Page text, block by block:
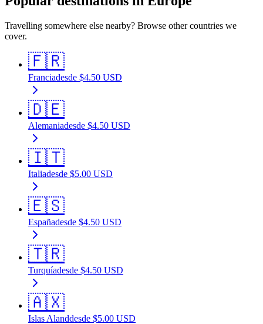
Travelling somewhere else nearby? Browse other countries we
cover.
🇫🇷
Franciadesde $4.50 USD
🇩🇪
Alemaniadesde $4.50 USD
🇮🇹
Italiadesde $5.00 USD
🇪🇸
Españadesde $4.50 USD
🇹🇷
Turquíadesde $4.50 USD
🇦🇽
Islas Alanddesde $5.00 USD